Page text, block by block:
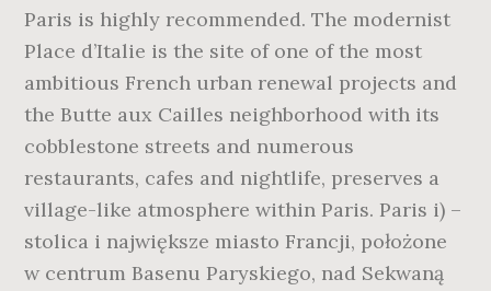
Paris is highly recommended. The modernist
Place d’Italie is the site of one of the most
ambitious French urban renewal projects and
the Butte aux Cailles neighborhood with its
cobblestone streets and numerous
restaurants, cafes and nightlife, preserves a
village-like atmosphere within Paris. Paris i) –
stolica i największe miasto Francji, położone
w centrum Basenu Paryskiego, nad Sekwaną